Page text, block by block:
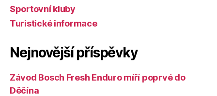
Sportovní kluby
Turistické informace
Nejnovější příspěvky
Závod Bosch Fresh Enduro míří poprvé do
Děčína